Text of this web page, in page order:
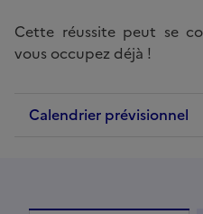
Cette réussite peut se
vous occupez déjà !
Calendrier prévisionnel